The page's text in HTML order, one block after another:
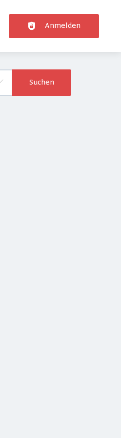
Anmelden
Suchen